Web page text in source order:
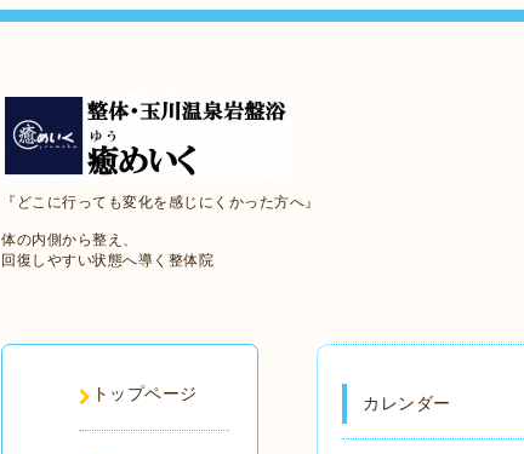
『どこに行っても変化を感じにくかった方へ』
体の内側から整え、
回復しやすい状態へ導く整体院
カレンダー
トップページ